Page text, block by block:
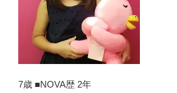
7歳 ■NOVA歴 2年